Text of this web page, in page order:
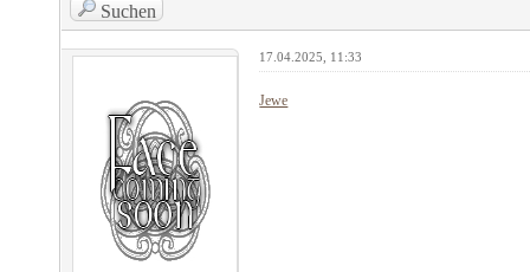
Suchen
17.04.2025, 11:33
Jewe